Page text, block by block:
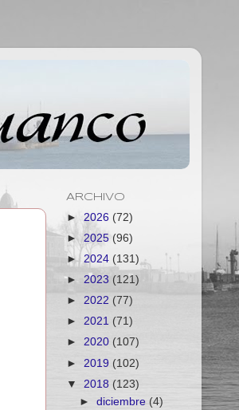
ARCHIVO
► 2026 (72)
► 2025 (96)
► 2024 (131)
► 2023 (121)
► 2022 (77)
► 2021 (71)
► 2020 (107)
► 2019 (102)
▼ 2018 (123)
►diciembre (4)